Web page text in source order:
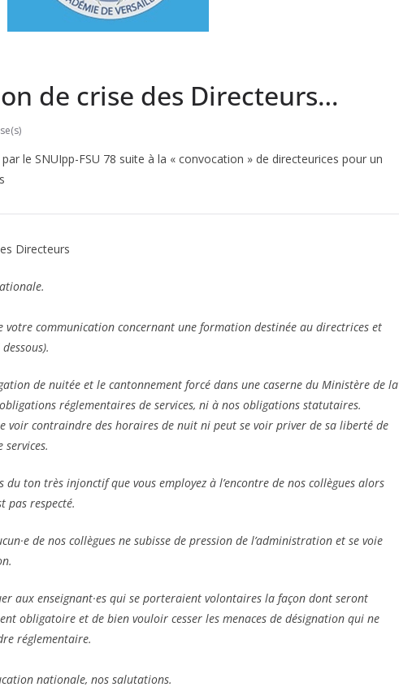
de crise des Directeurs…
le SNUIpp-FSU 78 suite à la « convocation » de directeurices pour un
Directeurs
votre communication concernant une formation destinée au directrices et
de nuitée et le cantonnement forcé dans une caserne du Ministère de la
réglementaires de services, ni à nos obligations statutaires.
voir contraindre des horaires de nuit ni peut se voir priver de sa liberté de
du ton très injonctif que vous employez à l’encontre de nos collègues alors
pas respecté.
de nos collègues ne subisse de pression de l’administration et se voie
aux enseignant·es qui se porteraient volontaires la façon dont seront
obligatoire et de bien vouloir cesser les menaces de désignation qui ne
réglementaire.
nationale, nos salutations.